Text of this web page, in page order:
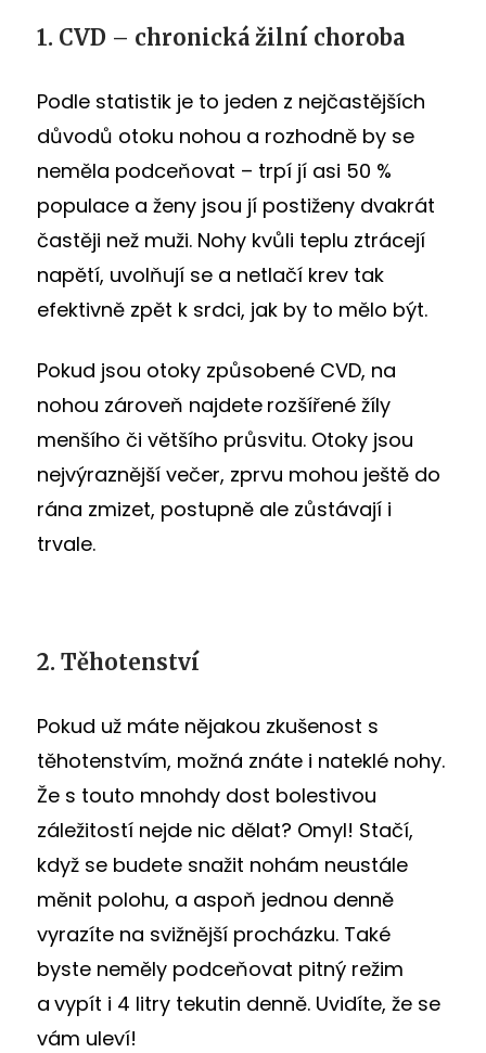
1. CVD – chronická žilní choroba
Podle statistik je to jeden z nejčastějších
důvodů otoku nohou a rozhodně by se
neměla podceňovat – trpí jí asi 50 %
populace a ženy jsou jí postiženy dvakrát
častěji než muži. Nohy kvůli teplu ztrácejí
napětí, uvolňují se a netlačí krev tak
efektivně zpět k srdci, jak by to mělo být.
Pokud jsou otoky způsobené CVD, na
nohou zároveň najdete rozšířené žíly
menšího či většího průsvitu. Otoky jsou
nejvýraznější večer, zprvu mohou ještě do
rána zmizet, postupně ale zůstávají i
trvale.
2. Těhotenství
Pokud už máte nějakou zkušenost s
těhotenstvím, možná znáte i nateklé nohy.
Že s touto mnohdy dost bolestivou
záležitostí nejde nic dělat? Omyl! Stačí,
když se budete snažit nohám neustále
měnit polohu, a aspoň jednou denně
vyrazíte na svižnější procházku. Také
byste neměly podceňovat pitný režim
a vypít i 4 litry tekutin denně. Uvidíte, že se
vám uleví!